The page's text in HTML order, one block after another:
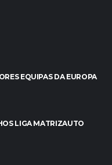
EQUIPAS DA EUROPA
LIGA MATRIZAUTO